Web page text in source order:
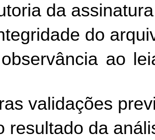
da
do
ao
validações
resultado da